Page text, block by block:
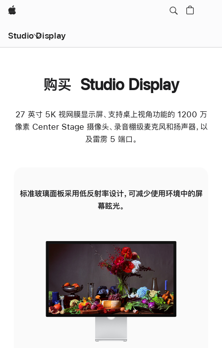
Apple
Studio Display
购买 Studio Display
27 英寸 5K 视网膜显示屏、支持桌上视角功能的 1200 万
像素 Center Stage 摄像头、录音棚级麦克风和扬声器，以
及雷雳 5 端口。
标准玻璃面板采用低反射率设计，可减少使用环境中的屏
幕眩光。